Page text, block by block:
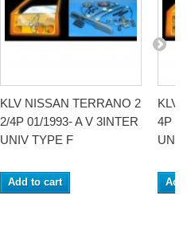
KLV NISSAN TERRANO 2
2/4P 01/1993- A V 3INTER
UNIV TYPE F
Add to cart
KLV
4P
UNIV